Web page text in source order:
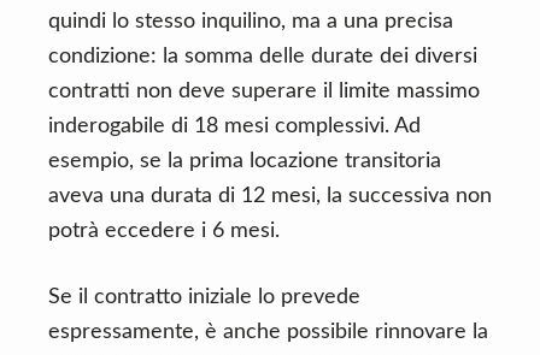
quindi lo stesso inquilino, ma a una precisa
condizione: la somma delle durate dei diversi
contratti non deve superare il limite massimo
inderogabile di 18 mesi complessivi. Ad
esempio, se la prima locazione transitoria
aveva una durata di 12 mesi, la successiva non
potrà eccedere i 6 mesi.
Se il contratto iniziale lo prevede
espressamente, è anche possibile rinnovare la